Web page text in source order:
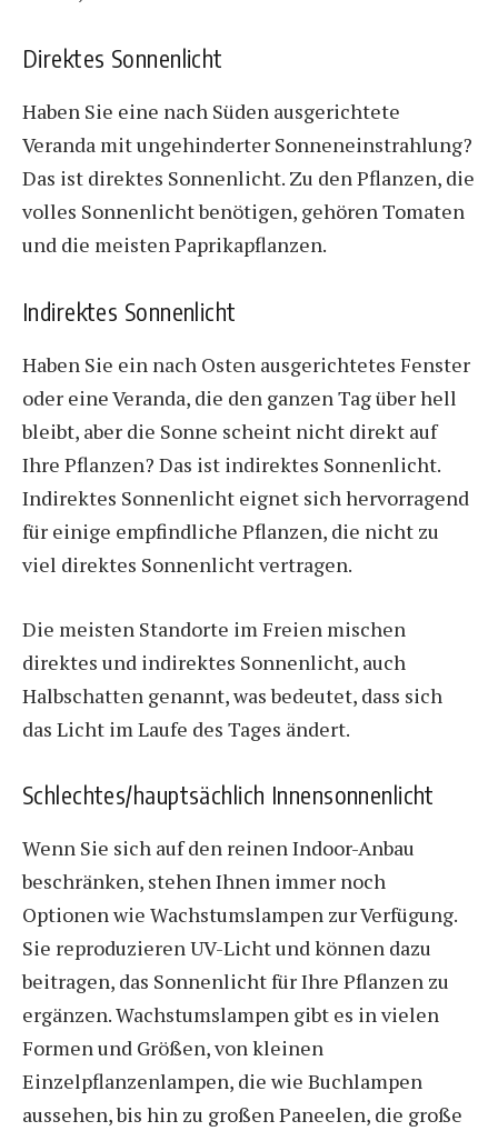
Direktes Sonnenlicht
Haben Sie eine nach Süden ausgerichtete
Veranda mit ungehinderter Sonneneinstrahlung?
Das ist direktes Sonnenlicht. Zu den Pflanzen, die
volles Sonnenlicht benötigen, gehören Tomaten
und die meisten Paprikapflanzen.
Indirektes Sonnenlicht
Haben Sie ein nach Osten ausgerichtetes Fenster
oder eine Veranda, die den ganzen Tag über hell
bleibt, aber die Sonne scheint nicht direkt auf
Ihre Pflanzen? Das ist indirektes Sonnenlicht.
Indirektes Sonnenlicht eignet sich hervorragend
für einige empfindliche Pflanzen, die nicht zu
viel direktes Sonnenlicht vertragen.
Die meisten Standorte im Freien mischen
direktes und indirektes Sonnenlicht, auch
Halbschatten genannt, was bedeutet, dass sich
das Licht im Laufe des Tages ändert.
Schlechtes/hauptsächlich Innensonnenlicht
Wenn Sie sich auf den reinen Indoor-Anbau
beschränken, stehen Ihnen immer noch
Optionen wie Wachstumslampen zur Verfügung.
Sie reproduzieren UV-Licht und können dazu
beitragen, das Sonnenlicht für Ihre Pflanzen zu
ergänzen. Wachstumslampen gibt es in vielen
Formen und Größen, von kleinen
Einzelpflanzenlampen, die wie Buchlampen
aussehen, bis hin zu großen Paneelen, die große